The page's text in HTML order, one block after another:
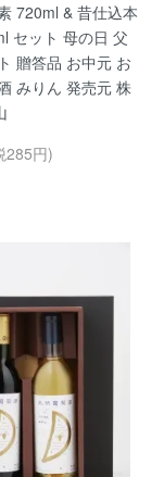
720ml & 昔仕込本
セット 母の日 父
贈答品 お中元 お
みりん 発売元 株
285円)